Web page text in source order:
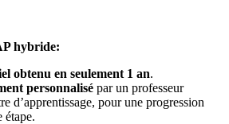
hybride:
obtenu en seulement 1 an.
personnalisé par un professeur
d’apprentissage, pour une progression
étape.